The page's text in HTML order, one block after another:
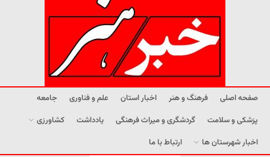
صفحه اصلی فرهنگ و هنر اخبار استان علم و فناوری
جامعه
پزشکی و سلامت
گردشگری و میراث فرهنگی یادداشت
کشاورزی
اخبار شهرستان ها
ارتباط با ما